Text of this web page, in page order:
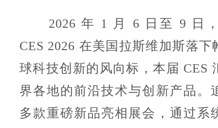
2026 年 1 月 6 日至 9 日，
CES 2026 在美国拉斯维加斯落下
球科技创新的风向标，本届 CES
界各地的前沿技术与创新产品。
多款重磅新品亮相展会，通过系